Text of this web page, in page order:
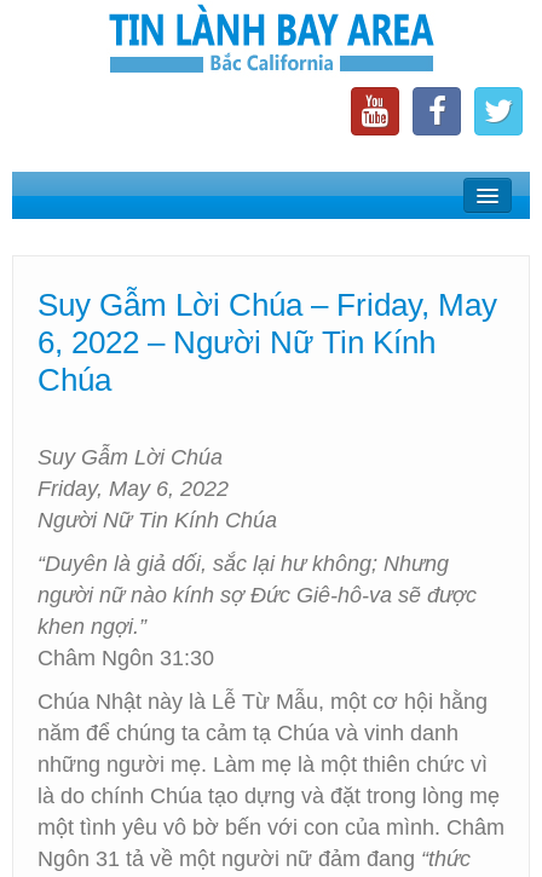
Home
Phát Thanh Tin Lành Bay Area
Các Hội Thánh Bắc California
Suy Gẫm Lời Chúa – Friday, May
6, 2022 – Người Nữ Tin Kính
Chúa
Suy Gẫm Lời Chúa
Friday, May 6, 2022
Người Nữ Tin Kính Chúa
“Duyên là giả dối, sắc lại hư không; Nhưng
người nữ nào kính sợ Đức Giê-hô-va sẽ được
khen ngợi.”
Châm Ngôn 31:30
Chúa Nhật này là Lễ Từ Mẫu, một cơ hội hằng
năm để chúng ta cảm tạ Chúa và vinh danh
những người mẹ. Làm mẹ là một thiên chức vì
là do chính Chúa tạo dựng và đặt trong lòng mẹ
một tình yêu vô bờ bến với con của mình. Châm
Ngôn 31 tả về một người nữ đảm đang “thức